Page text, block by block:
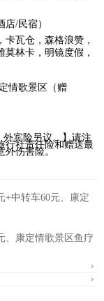
/民宿）
瓦仓，森格浪赞，
林卡，明镜度假，
情歌景区（赠
外宾险另议。】请注
行社责任险和赠送最
外伤害险。
+中转车60元、康定
康定情歌景区鱼疗